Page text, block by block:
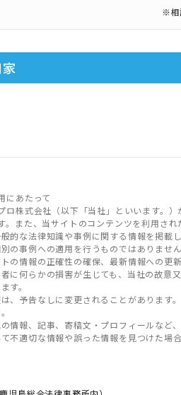
※相
にあたって
ロ株式会社（以下「当社」といいます。
。また、当サイトのコンテンツを利用さ
的な法律知識や事例に関する情報を掲載
の事例への適用を行うものではありません
の情報の正確性の確保、最新情報への更
に何らかの損害が生じても、当社の故意
す。
、予告なしに変更されることがあります
情報、記事、寄稿文・プロフィールなど
不適切な情報や誤った情報を見つけた場